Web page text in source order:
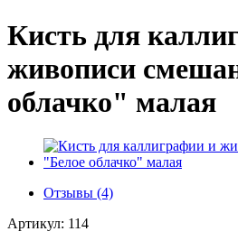
Кисть для
живописи
облачко" малая
Отзывы (4)
Артикул: 114